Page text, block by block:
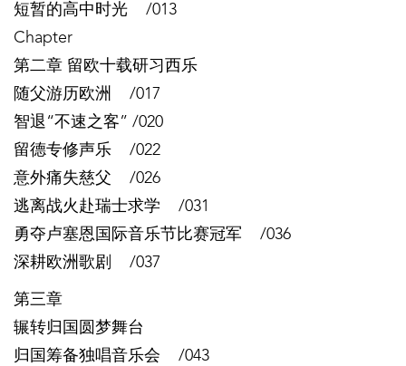
短暂的高中时光 /013
Chapter
第二章 留欧十载研习西乐
随父游历欧洲 /017
智退“不速之客” /020
留德专修声乐 /022
意外痛失慈父 /026
逃离战火赴瑞士求学 /031
勇夺卢塞恩国际音乐节比赛冠军 /036
深耕欧洲歌剧 /037
第三章
辗转归国圆梦舞台
归国筹备独唱音乐会 /043